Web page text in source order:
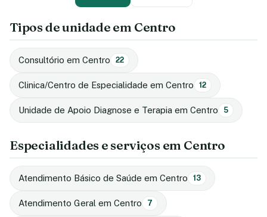
Tipos de unidade em Centro
Consultório em Centro 22
Clinica/Centro de Especialidade em Centro 12
Unidade de Apoio Diagnose e Terapia em Centro 5
Especialidades e serviços em Centro
Atendimento Básico de Saúde em Centro 13
Atendimento Geral em Centro 7